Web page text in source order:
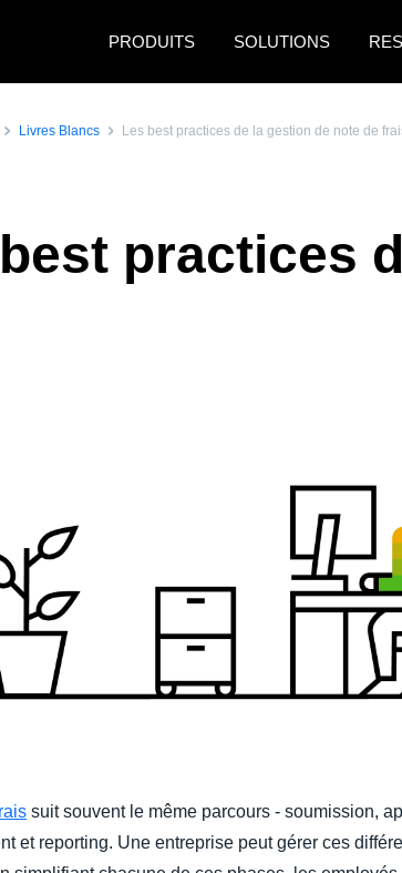
PRODUITS
SOLUTIONS
Livres Blancs Les best practices de la gestion de note de
practices
suit souvent le même parcours - soumission,
et reporting. Une entreprise peut gérer ces